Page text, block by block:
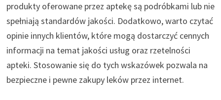
produkty oferowane przez aptekę są podróbkami lub nie
spełniają standardów jakości. Dodatkowo, warto czytać
opinie innych klientów, które mogą dostarczyć cennych
informacji na temat jakości usług oraz rzetelności
apteki. Stosowanie się do tych wskazówek pozwala na
bezpieczne i pewne zakupy leków przez internet.